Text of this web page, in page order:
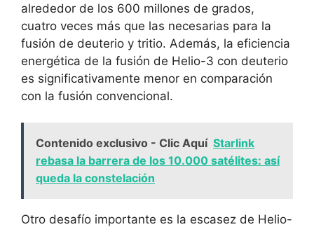
alrededor de los 600 millones de grados,
cuatro veces más que las necesarias para la
fusión de deuterio y tritio. Además, la eficiencia
energética de la fusión de Helio-3 con deuterio
es significativamente menor en comparación
con la fusión convencional.
Contenido exclusivo - Clic Aquí Starlink
rebasa la barrera de los 10.000 satélites: así
queda la constelación
Otro desafío importante es la escasez de Helio-